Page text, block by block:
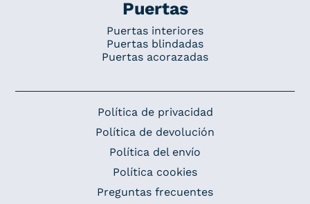
Puertas
Puertas interiores
Puertas blindadas
Puertas acorazadas
Política de privacidad
Política de devolución
Política del envío
Política cookies
Preguntas frecuentes